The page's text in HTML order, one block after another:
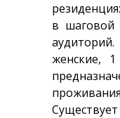
в шаговой
женские,